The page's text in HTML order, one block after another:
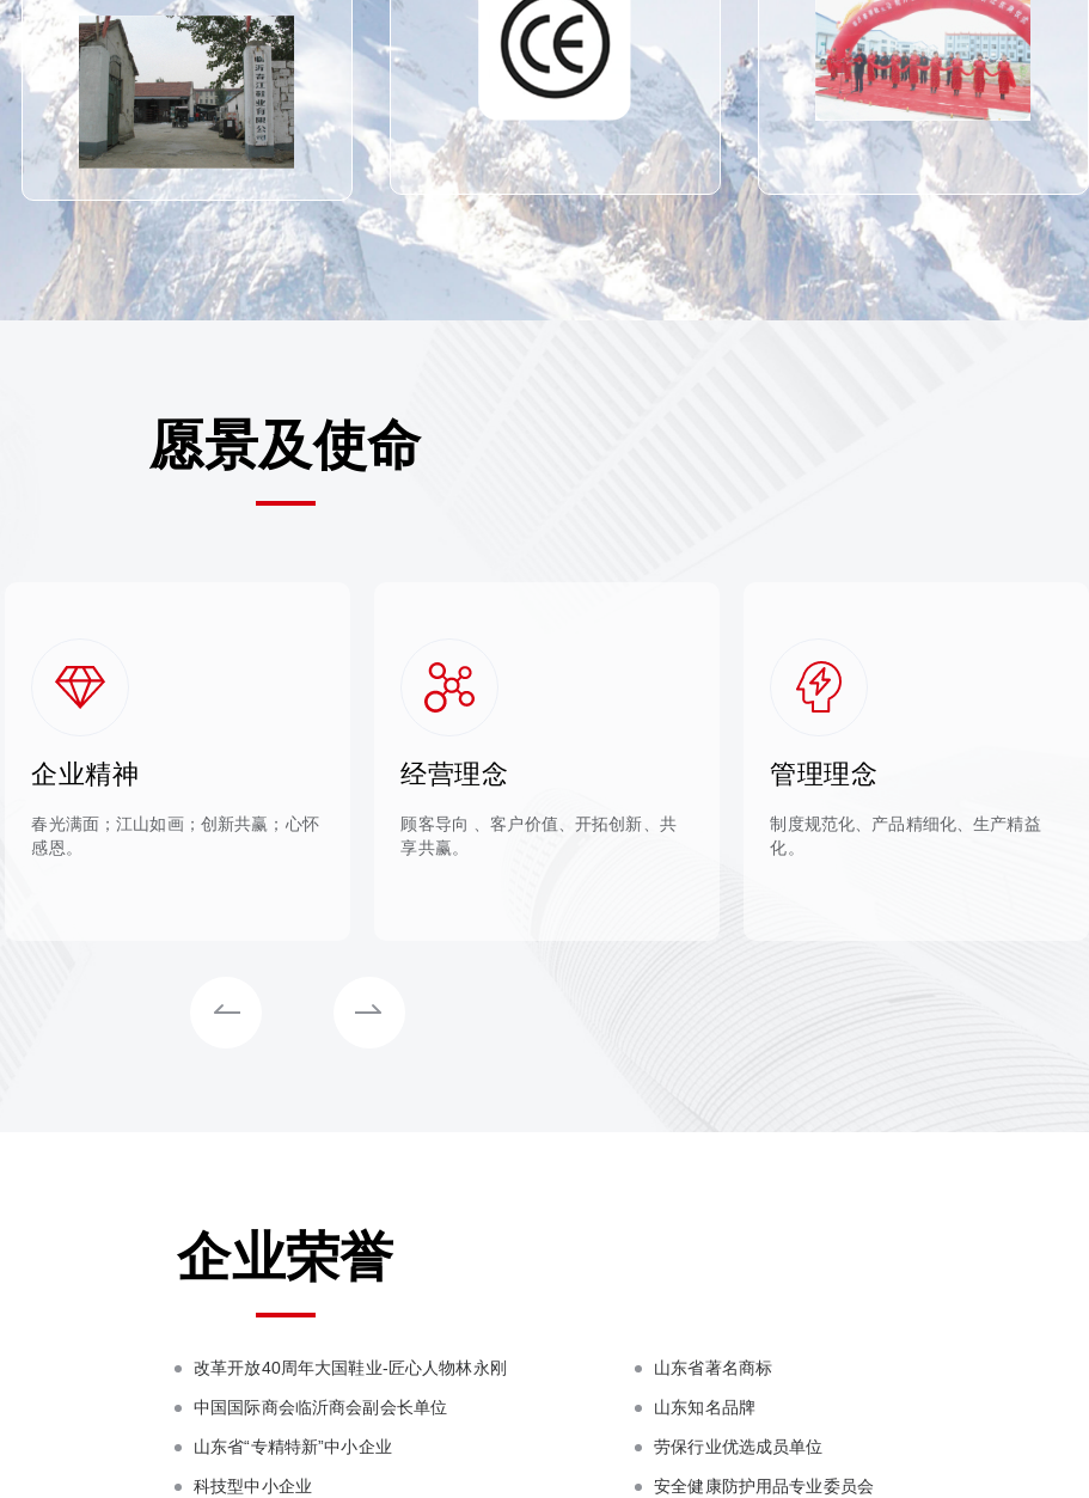
愿景及使命
企业精神
春光满面；江山如画；创新共赢；心怀
感恩。
经营理念
顾客导向 、客户价值、开拓创新、共
享共赢。
管理理念
制度规范化、产品精细化、生产精益
化。
企业荣誉
改革开放40周年大国鞋业-匠心人物林永刚 山东省著名商标
中国国际商会临沂商会副会长单位 山东知名品牌
山东省“专精特新”中小企业 劳保行业优选成员单位
科技型中小企业 安全健康防护用品专业委员会